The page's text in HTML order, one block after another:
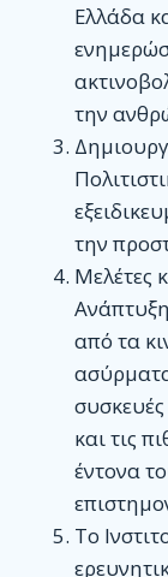
Χορηγοί
Ελλάδα
την
την
Μελέτες
από τα
ασύρματα
και τις
έντονα
To